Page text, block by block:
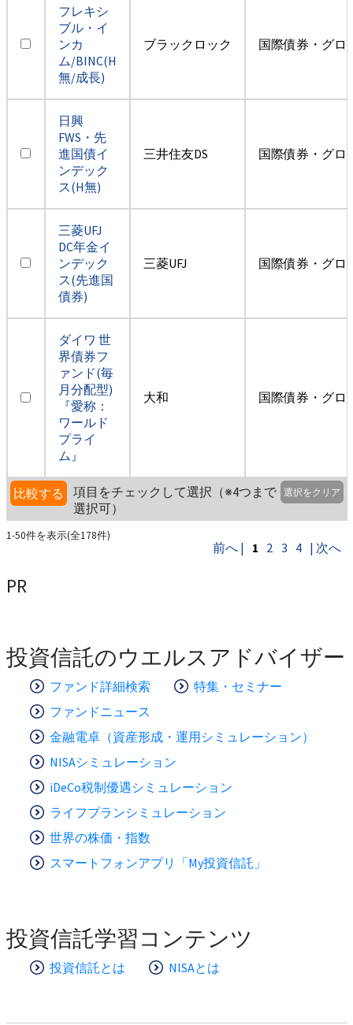
フレキシ
ブル・イ
ンカ
ム/BINC(H
無/成長)
ブラックロック 国際債券・グロ
日興
FWS・先
進国債イ
ンデック
ス(H無)
三井住友DS 国際債券・グロ
三菱UFJ
DC年金イ
ンデック
ス(先進国
債券)
三菱UFJ 国際債券・グロ
ダイワ 世
界債券フ
ァンド(毎
月分配型)
『愛称：
ワールド
プライ
ム』
大和 国際債券・グロ
比較する
項目をチェックして選択（※4つまで
選択可）
選択をクリア
1-50件を表示(全178件)
前へ | 1 2 3 4 | 次へ
PR
投資信託のウエルスアドバイザー
ファンド詳細検索
特集・セミナー
ファンドニュース
金融電卓（資産形成・運用シミュレーション）
NISAシミュレーション
iDeCo税制優遇シミュレーション
ライフプランシミュレーション
世界の株価・指数
スマートフォンアプリ「My投資信託」
投資信託学習コンテンツ
投資信託とは NISAとは